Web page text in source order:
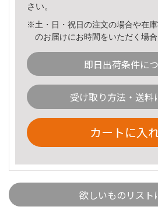
さい。
※土・日・祝日の注文の場合や在
のお届けにお時間をいただく場合
即日出荷条件に
受け取り方法・送料
カートに入
欲しいものリスト